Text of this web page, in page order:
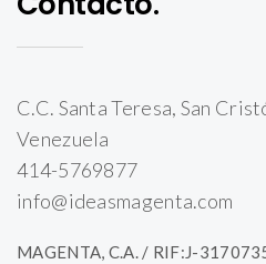
C.C. Santa Teresa, San
Venezuela
414-5769877
info@ideasmagenta.com
MAGENTA, C.A. / RIF:J-